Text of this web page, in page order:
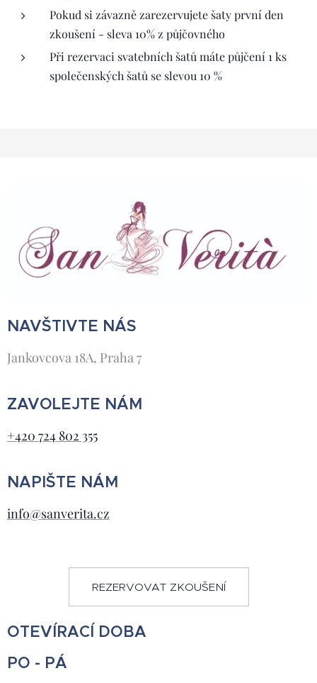
Pokud si závazně zarezervujete šaty první den
zkoušení - sleva 10% z půjčovného
Při rezervaci svatebních šatů máte půjčení 1 ks
společenských šatů se slevou 10 %
NAVŠTIVTE NÁS
Jankovcova 18A, Praha 7
ZAVOLEJTE NÁM
+420 724 802 355
NAPIŠTE NÁM
info@sanverita.cz
REZERVOVAT ZKOUŠENÍ
OTEVÍRACÍ DOBA
PO - PÁ